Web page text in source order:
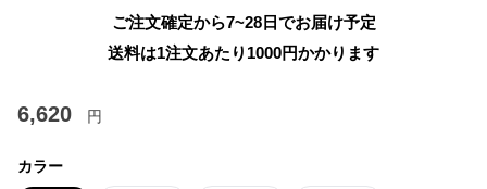
ご注文確定から7~28日でお届け予定
送料は1注文あたり 1000円かかります
6,620 円
カラー